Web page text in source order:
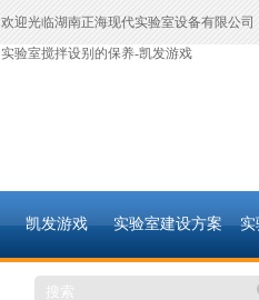
欢迎光临湖南正海现代实验室设备有限公司
实验室搅拌设别的保养-凯发游戏
凯发游戏 实验室建设方案 实